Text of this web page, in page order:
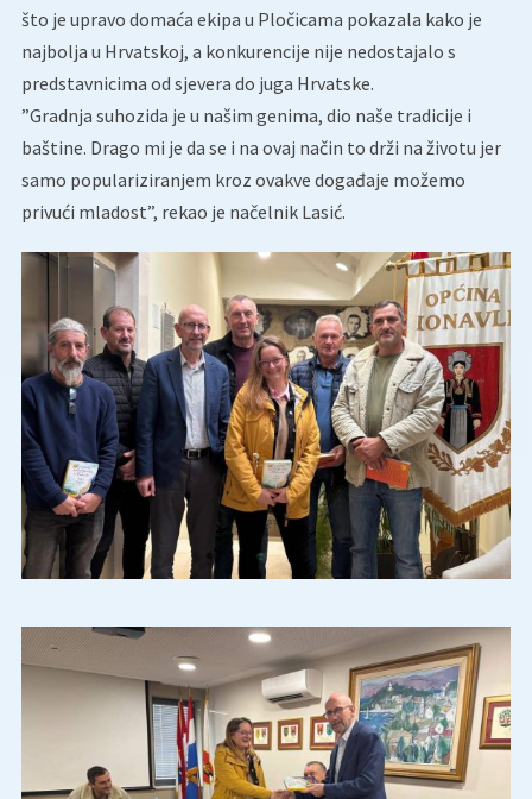
što je upravo domaća ekipa u Pločicama pokazala kako je
najbolja u Hrvatskoj, a konkurencije nije nedostajalo s
predstavnicima od sjevera do juga Hrvatske.
”Gradnja suhozida je u našim genima, dio naše tradicije i
baštine. Drago mi je da se i na ovaj način to drži na životu jer
samo populariziranjem kroz ovakve događaje možemo
privući mladost”, rekao je načelnik Lasić.